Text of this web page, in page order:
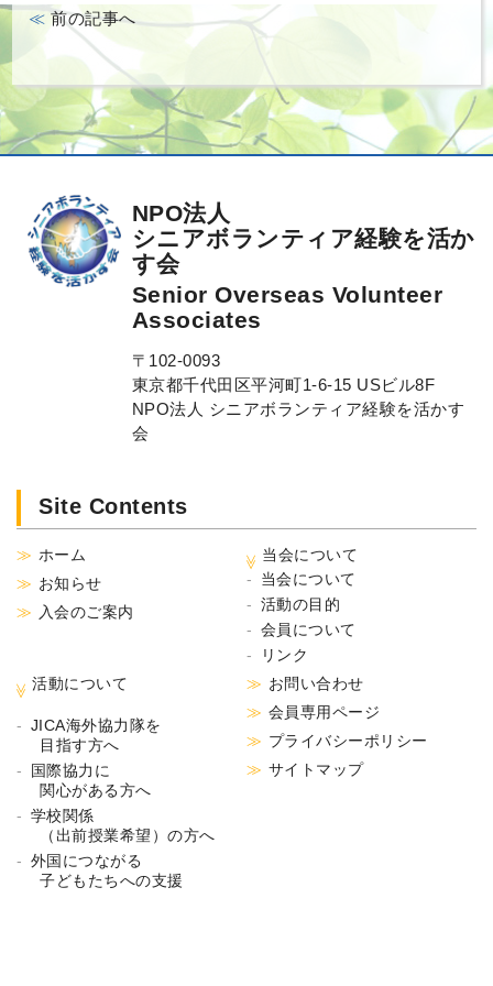
前の記事へ
NPO法人
シニアボランティア経験を活か
す会
Senior Overseas Volunteer
Associates
〒102-0093
東京都千代田区平河町1-6-15 USビル8F
NPO法人 シニアボランティア経験を活かす
会
Site Contents
ホーム
お知らせ
入会のご案内
当会について
当会について
活動の目的
会員について
リンク
活動について
JICA海外協力隊を
目指す方へ
国際協力に
関心がある方へ
学校関係
（出前授業希望）の方へ
外国につながる
子どもたちへの支援
お問い合わせ
会員専用ページ
プライバシーポリシー
サイトマップ